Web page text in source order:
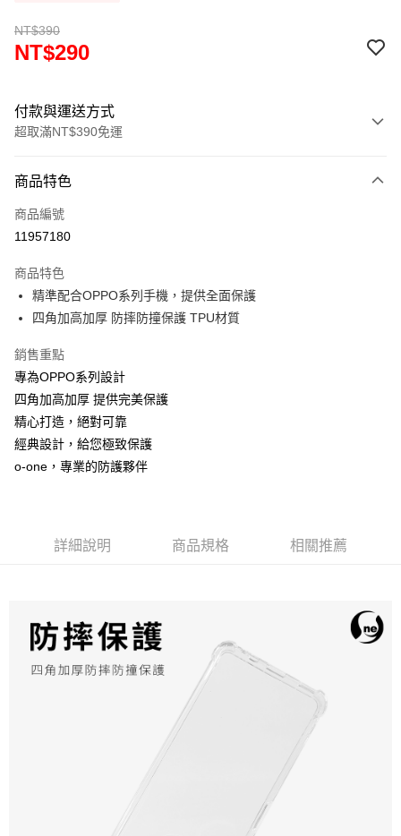
NT$390
NT$290
付款與運送方式
超取滿NT$390免運
信用卡一次付款
超商取貨付款
Apple Pay
街口支付
悠遊付
全盈+PAY
全家取貨付款
每筆NT$60，滿NT$390(含以上)免運費
商品特色
商品編號
11957180
商品特色
精準配合OPPO系列手機，提供全面保護
四角加高加厚 防摔防撞保護 TPU材質
銷售重點
專為OPPO系列設計
四角加高加厚 提供完美保護
精心打造，絕對可靠
經典設計，給您極致保護
o-one，專業的防護夥伴
詳細說明 商品規格 相關推薦